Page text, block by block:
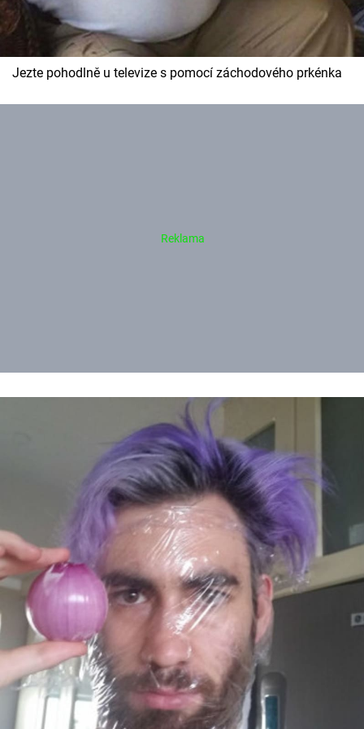
Jezte pohodlně u televize s pomocí záchodového prkénka